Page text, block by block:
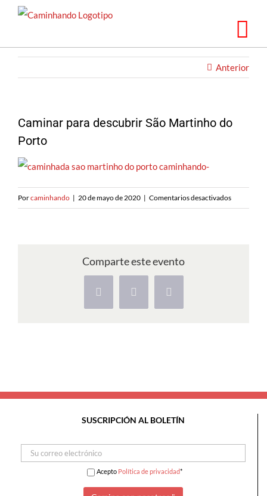
Anterior
Caminar para descubrir São Martinho do
Porto
Porcaminhando | 20 de mayo de 2020 | Comentarios desactivadosen
Comparte este evento
Facebook
X Pinterest
SUSCRIPCIÓN AL BOLETÍN
Acepto Política de privacidad*